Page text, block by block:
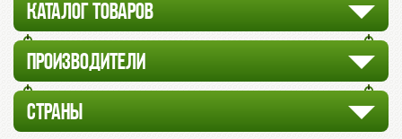
КАТАЛОГ ТОВАРОВ
ПРОИЗВОДИТЕЛИ
СТРАНЫ